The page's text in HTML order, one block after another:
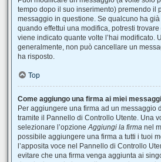
tempo dopo il suo inserimento) premendo il
messaggio in questione. Se qualcuno ha
quando effettui una modifica, potresti
viene indicato quante volte l’hai modificato.
generalmente, non può cancellare un
ha risposto.
Top
Come aggiungo una firma ai miei
Per aggiungere una firma ad un messaggio
tramite il Pannello di Controllo Utente. Una
selezionare l’opzioneAggiungi la firma nel
possibile aggiungere una firma a tutti i tuoi
l’apposita voce nel Pannello di Controllo
evitare che una firma venga aggiunta ai